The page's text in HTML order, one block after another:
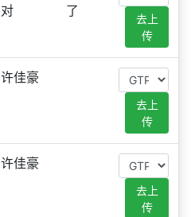
对
了
去上
传
许佳豪
去上
传
许佳豪
去上
传